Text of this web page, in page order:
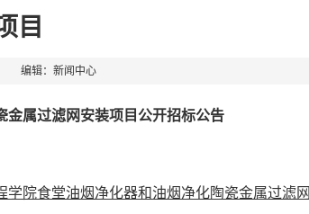
目
编辑：新闻中心
金属过滤网安装项目公开招标公告
学院食堂油烟净化器和油烟净化陶瓷金属过滤网